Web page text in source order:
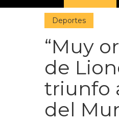
Deportes
“Muy
de
triunfo
del